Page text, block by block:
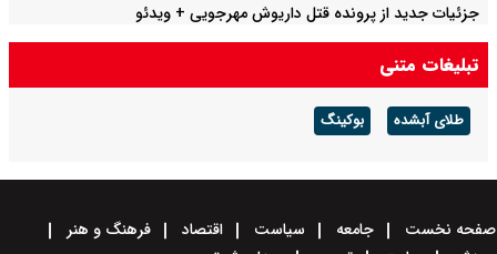
جزئیات جدید از پرونده قتل داریوش مهرجویی + ویدئو
تبلیغات متنی
طلای آبشده بوکینگ
صفحه نخست جامعه سیاست اقتصاد
فرهنگ و هنر